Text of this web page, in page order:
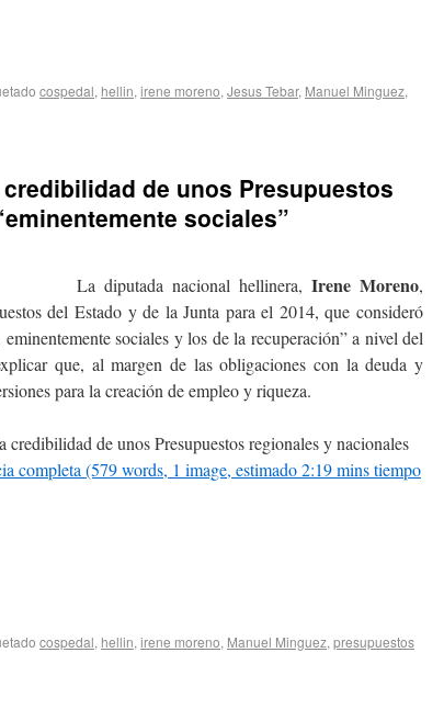
cospedal, hellin, irene moreno, Jesus Tebar, Manuel Minguez,
de unos Presupuestos
sociales”
La diputada nacional hellinera, Irene Moreno,
del Estado y de la Junta para el 2014, que consideró
sociales y los de la recuperación” a nivel del
que, al margen de las obligaciones con la deuda y
para la creación de empleo y riqueza.
credibilidad de unos Presupuestos regionales y nacionales
completa (579 words, 1 image, estimado 2:19 mins tiempo
cospedal, hellin, irene moreno, Manuel Minguez, presupuestos